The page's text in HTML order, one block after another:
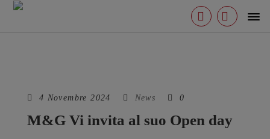
4 Novembre 2024 News 0
M&G Vi invita al suo Open day